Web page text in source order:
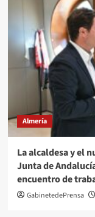
Almería
La alcaldesa y el
Junta de
encuentro de
GabinetedePrensa